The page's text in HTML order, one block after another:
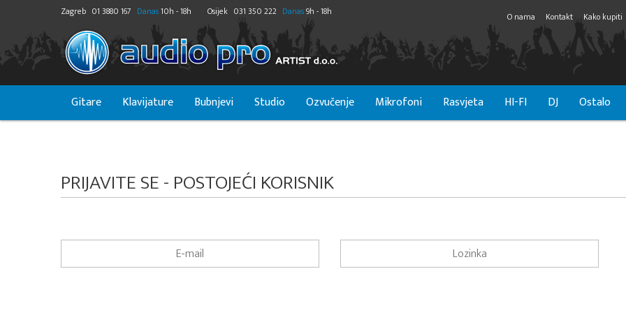
Zagreb 01 3880 167 Danas10h - 18h Osijek 031 350 222 Danas9h - 18h O nama Kontakt Kako kupiti
Gitare Klavijature Bubnjevi Studio Ozvučenje Mikrofoni Rasvjeta HI-FI DJ Ostalo
PRIJAVITE SE - POSTOJEĆI KORISNIK